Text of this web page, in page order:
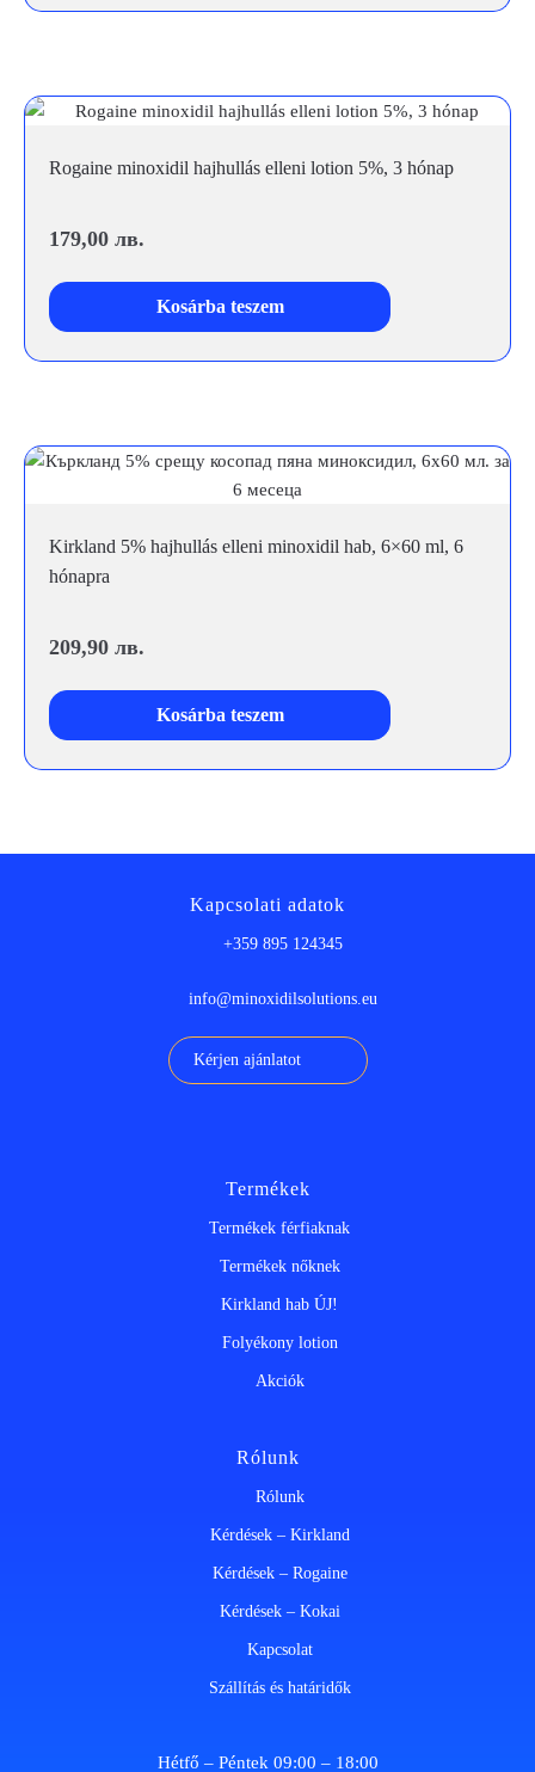
Rogaine minoxidil hajhullás elleni lotion 5%, 3 hónap
179,00 лв.
Kosárba teszem
Kirkland 5% hajhullás elleni minoxidil hab, 6×60 ml, 6
hónapra
209,90 лв.
Kosárba teszem
Kapcsolati adatok
+359 895 124345
info@minoxidilsolutions.eu
Kérjen ajánlatot
Termékek
Termékek férfiaknak
Termékek nőknek
Kirkland hab ÚJ!
Folyékony lotion
Akciók
Rólunk
Rólunk
Kérdések – Kirkland
Kérdések – Rogaine
Kérdések – Kokai
Kapcsolat
Szállítás és határidők
Hétfő – Péntek 09:00 – 18:00